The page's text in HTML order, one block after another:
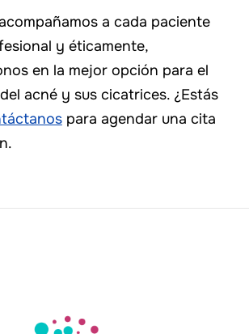
a cada paciente
y éticamente,
en la mejor opción para el
acné y sus cicatrices. ¿Estás
para agendar una cita